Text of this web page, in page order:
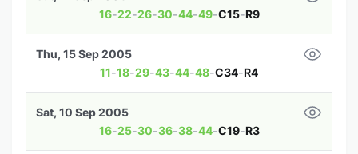
16-22-26-30-44-49-C15-R9
11-18-29-43-44-48-C34-R4
Thu, 15 Sep 2005
16-25-30-36-38-44-C19-R3
Sat, 10 Sep 2005